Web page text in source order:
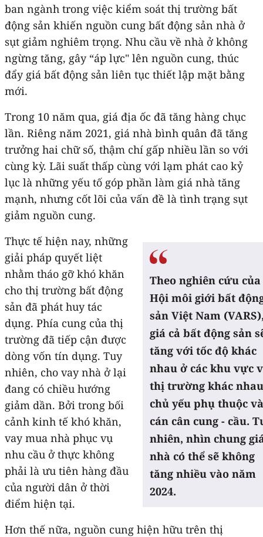
ban ngành trong việc kiểm soát thị trường bất
động sản khiến nguồn cung bất động sản nhà ở
sụt giảm nghiêm trọng. Nhu cầu về nhà ở không
ngừng tăng, gây “áp lực" lên nguồn cung, thúc
đẩy giá bất động sản liên tục thiết lập mặt bằng
mới.
Trong 10 năm qua, giá địa ốc đã tăng hàng chục
lần. Riêng năm 2021, giá nhà bình quân đã tăng
trưởng hai chữ số, thậm chí gấp nhiều lần so với
cùng kỳ. Lãi suất thấp cùng với lạm phát cao kỷ
lục là những yếu tố góp phần làm giá nhà tăng
mạnh, nhưng cốt lõi của vấn đề là tình trạng sụt
giảm nguồn cung.
Theo nghiên cứu của
Hội môi giới bất
sản Việt Nam
giá cả bất động sản
tăng với tốc độ khác
nhau ở các khu vực
thị trường khác
chủ yếu phụ thuộc
cán cân cung - cầu.
nhiên, nhìn chung
nhà có thể sẽ không
tăng nhiều vào năm
2024.
Thực tế hiện nay, những
giải pháp quyết liệt
nhằm tháo gỡ khó khăn
cho thị trường bất động
sản đã phát huy tác
dụng. Phía cung của thị
trường đã tiếp cận được
dòng vốn tín dụng. Tuy
nhiên, cho vay nhà ở lại
đang có chiều hướng
giảm dần. Bởi trong bối
cảnh kinh tế khó khăn,
vay mua nhà phục vụ
nhu cầu ở thực không
phải là ưu tiên hàng đầu
của người dân ở thời
điểm hiện tại.
Hơn thế nữa, nguồn cung hiện hữu trên thị